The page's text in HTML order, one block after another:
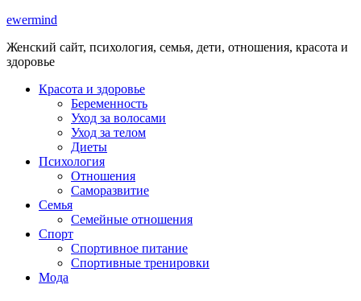
ewermind
Женский сайт, психология, семья, дети, отношения, красота и
здоровье
Красота и здоровье
Беременность
Уход за волосами
Уход за телом
Диеты
Психология
Отношения
Саморазвитие
Семья
Семейные отношения
Спорт
Спортивное питание
Спортивные тренировки
Мода